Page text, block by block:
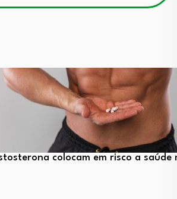
colocam em risco a saúde